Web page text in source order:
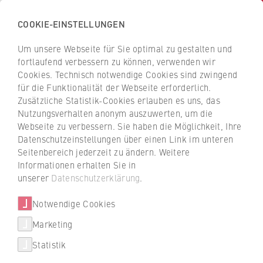
Z
u
ü
k
u
S
a
H
c
h
s
c
h
u
l
e
f
r
W
i
r
Z
u
r
ü
c
k
z
u
r
t
a
t
Über uns
Marketing
Neue AfM-Arbeitsgruppe „KI &
Marke(ting)“ gegründet
Im Rahmen der diesjährigen
Arbeitsgemeinschaft für Marketing (AfM)-
Tagung an der TH Rosenheim wurde die
neue Arbeitsgruppe „KI & Marke(ting) ins
Leben gerufen.
COOKIE-EINSTELLUNGEN
Um unsere Webseite für Sie optimal zu gestalten und
fortlaufend verbessern zu können, verwenden wir
Cookies. Technisch notwendige Cookies sind zwingend
für die Funktionalität der Webseite erforderlich.
Zusätzliche Statistik-Cookies erlauben es uns, das
Nutzungsverhalten anonym auszuwerten, um die
Webseite zu verbessern. Sie haben die Möglichkeit, Ihre
Datenschutzeinstellungen über einen Link im unteren
Seitenbereich jederzeit zu ändern. Weitere
Informationen erhalten Sie in
unserer Datenschutzerklärung
Notwendige Cookies
Marketing
Statistik